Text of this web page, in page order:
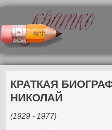
КРАТКАЯ
НИКОЛАЙ
(1929 - 1977)